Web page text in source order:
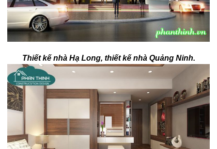
Thiết kế nhà Hạ Long, thiết kế nhà Quảng Ninh.